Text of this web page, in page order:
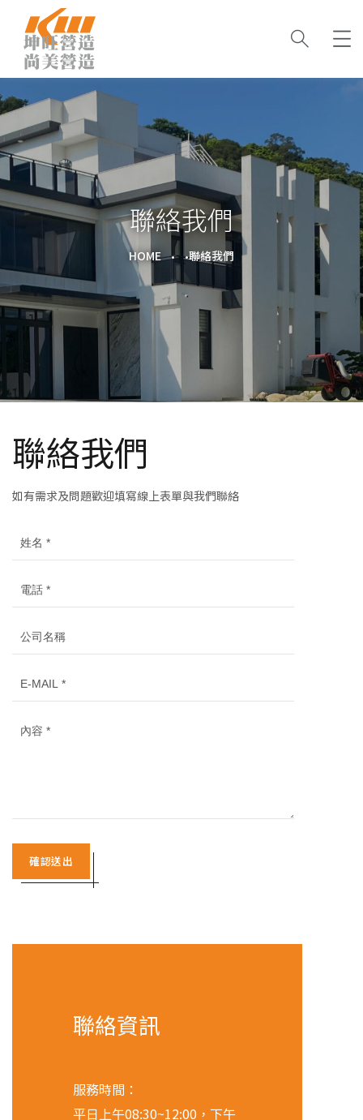
聯絡我們
HOME 聯絡我們
聯絡我們
如有需求及問題歡迎填寫線上表單與我們聯絡
確認送出
聯絡資訊
服務時間：
平日上午08:30~12:00，下午